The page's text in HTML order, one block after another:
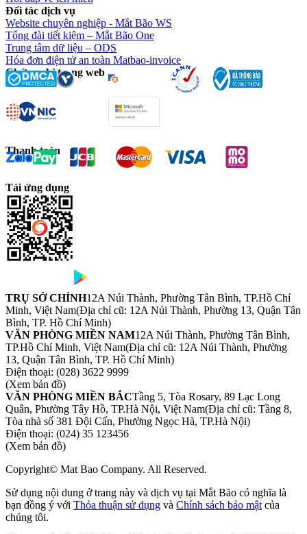
Đối tác dịch vụ
Website chuyên nghiệp - Mắt Bão WS
Tổng đài tiết kiệm – Mắt Bão One
Trung tâm dữ liệu – ODS
Hóa đơn điện tử an toàn Matbao-invoice
Chứng chỉ trang web
Thanh toán
Tải ứng dụng
TRỤ SỞ CHÍNH12A Núi Thành, Phường Tân Bình, TP.Hồ Chí
Minh, Việt Nam(Địa chỉ cũ: 12A Núi Thành, Phường 13, Quận Tân
Bình, TP. Hồ Chí Minh)
VĂN PHÒNG MIỀN NAM12A Núi Thành, Phường Tân Bình,
TP.Hồ Chí Minh, Việt Nam(Địa chỉ cũ: 12A Núi Thành, Phường
13, Quận Tân Bình, TP. Hồ Chí Minh)
Điện thoại: (028) 3622 9999
(Xem bản đồ)
VĂN PHÒNG MIỀN BẮCTầng 5, Tòa Rosary, 89 Lạc Long
Quân, Phường Tây Hồ, TP.Hà Nội, Việt Nam(Địa chỉ cũ: Tầng 8,
Tòa nhà số 381 Đội Cấn, Phường Ngọc Hà, TP.Hà Nội)
Điện thoại: (024) 35 123456
(Xem bản đồ)
Copyright© Mat Bao Company. All Reserved.
Sử dụng nội dung ở trang này và dịch vụ tại Mắt Bão có nghĩa là
bạn đồng ý với Thỏa thuận sử dụng và Chính sách bảo mật của
chúng tôi.